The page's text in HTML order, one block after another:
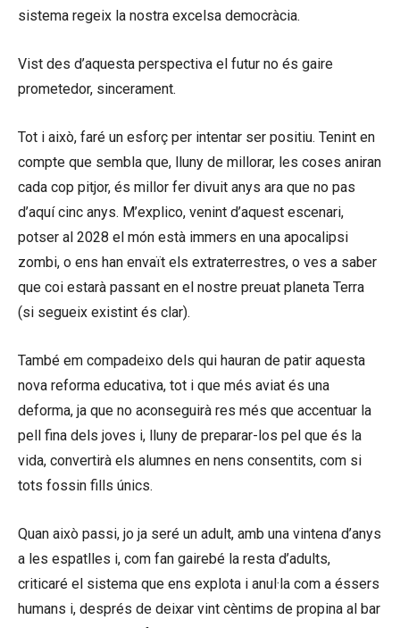
sistema regeix la nostra excelsa democràcia.
Vist des d’aquesta perspectiva el futur no és gaire
prometedor, sincerament.
Tot i això, faré un esforç per intentar ser positiu. Tenint en
compte que sembla que, lluny de millorar, les coses aniran
cada cop pitjor, és millor fer divuit anys ara que no pas
d’aquí cinc anys. M’explico, venint d’aquest escenari,
potser al 2028 el món està immers en una apocalipsi
zombi, o ens han envaït els extraterrestres, o ves a saber
que coi estarà passant en el nostre preuat planeta Terra
(si segueix existint és clar).
També em compadeixo dels qui hauran de patir aquesta
nova reforma educativa, tot i que més aviat és una
deforma, ja que no aconseguirà res més que accentuar la
pell fina dels joves i, lluny de preparar-los pel que és la
vida, convertirà els alumnes en nens consentits, com si
tots fossin fills únics.
Quan això passi, jo ja seré un adult, amb una vintena d’anys
a les espatlles i, com fan gairebé la resta d’adults,
criticaré el sistema que ens explota i anul·la com a éssers
humans i, després de deixar vint cèntims de propina al bar